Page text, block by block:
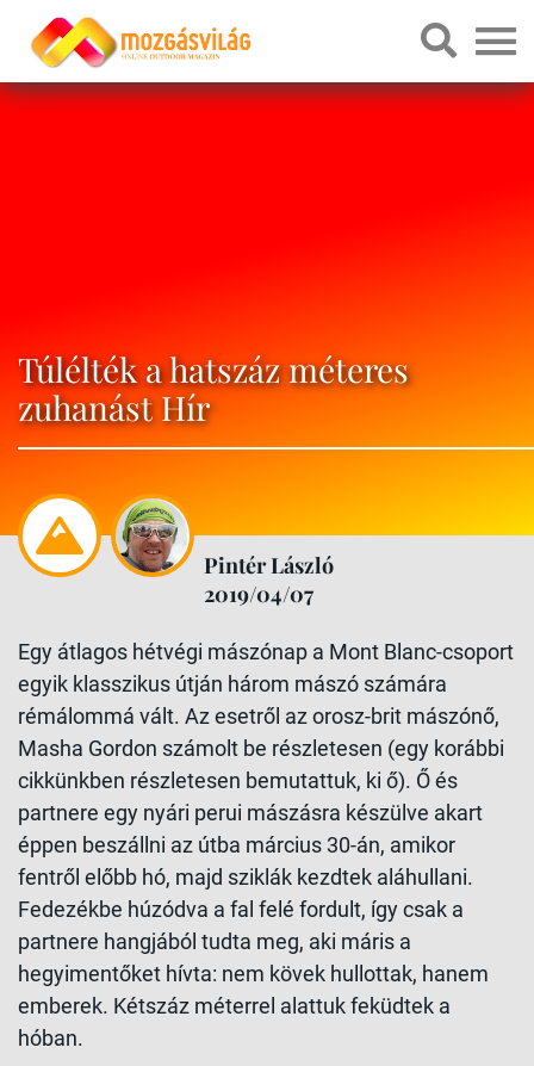
Túlélték a hatszáz méteres
zuhanást Hír
Pintér László
2019/04/07
Egy átlagos hétvégi mászónap a Mont Blanc-csoport
egyik klasszikus útján három mászó számára
rémálommá vált. Az esetről az orosz-brit mászónő,
Masha Gordon számolt be részletesen (egy korábbi
cikkünkben részletesen bemutattuk, ki ő). Ő és
partnere egy nyári perui mászásra készülve akart
éppen beszállni az útba március 30-án, amikor
fentről előbb hó, majd sziklák kezdtek aláhullani.
Fedezékbe húzódva a fal felé fordult, így csak a
partnere hangjából tudta meg, aki máris a
hegyimentőket hívta: nem kövek hullottak, hanem
emberek. Kétszáz méterrel alattuk feküdtek a
hóban.